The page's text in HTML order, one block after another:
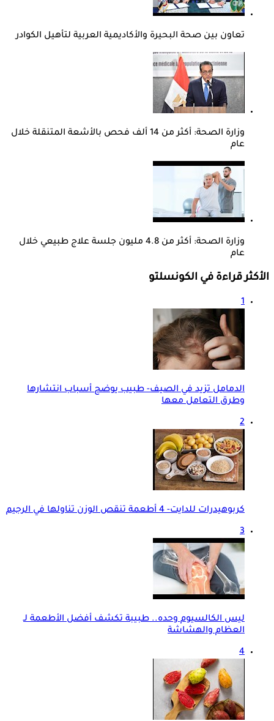
تعاون بين صحة البحيرة والأكاديمية العربية لتأهيل الكوادر
وزارة الصحة: أكثر من 14 ألف فحص بالأشعة المتنقلة خلال
عام
وزارة الصحة: أكثر من 4.8 مليون جلسة علاج طبيعي خلال
عام
الأكثر قراءة في الكونسلتو
1
الدمامل تزيد في الصيف- طبيب يوضح أسباب انتشارها
وطرق التعامل معها
2
كربوهيدرات للدايت- 4 أطعمة تنقص الوزن تناولها في الرجيم
3
ليس الكالسيوم وحده.. طبيبة تكشف أفضل الأطعمة لـ
العظام والهشاشة
4